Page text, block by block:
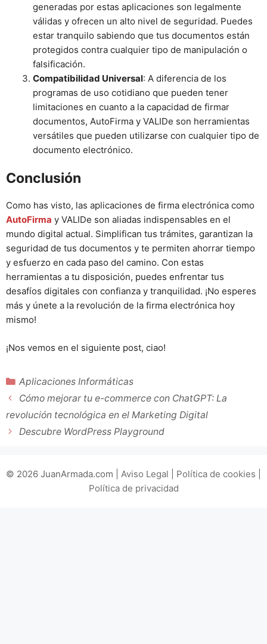
generadas por estas aplicaciones son legalmente
válidas y ofrecen un alto nivel de seguridad. Puedes
estar tranquilo sabiendo que tus documentos están
protegidos contra cualquier tipo de manipulación o
falsificación.
Compatibilidad Universal: A diferencia de los
programas de uso cotidiano que pueden tener
limitaciones en cuanto a la capacidad de firmar
documentos, AutoFirma y VALIDe son herramientas
versátiles que pueden utilizarse con cualquier tipo de
documento electrónico.
Conclusión
Como has visto, las aplicaciones de firma electrónica como
AutoFirma y VALIDe son aliadas indispensables en el
mundo digital actual. Simplifican tus trámites, garantizan la
seguridad de tus documentos y te permiten ahorrar tiempo
y esfuerzo en cada paso del camino. Con estas
herramientas a tu disposición, puedes enfrentar tus
desafíos digitales con confianza y tranquilidad. ¡No esperes
más y únete a la revolución de la firma electrónica hoy
mismo!
¡Nos vemos en el siguiente post, ciao!
Categorías
Aplicaciones Informáticas
Cómo mejorar tu e-commerce con ChatGPT: La
revolución tecnológica en el Marketing Digital
Descubre WordPress Playground
© 2026 JuanArmada.com | Aviso Legal Política de cookies
Política de privacidad